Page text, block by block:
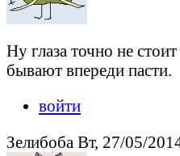
Ну глаза точно не
бывают впереди пасти.
войти
Зелибоба Вт, 27/05/